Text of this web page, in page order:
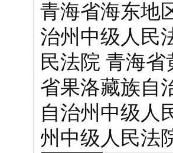
青海省海东地
治州中级人民
民法院 青海
省果洛藏族自
自治州中级人
州中级人民法